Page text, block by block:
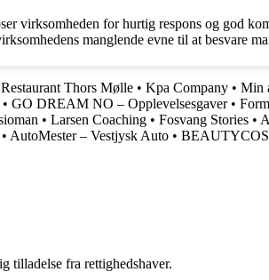
virksomheden for hurtig respons og god
manglende evne til at besvare
Restaurant Thors Mølle • Kpa Company • Min
• GO DREAM NO – Opplevelsesgaver•
• Larsen Coaching • Fosvang Stories •
• AutoMester – Vestjysk Auto •
tilladelse fra rettighedshaver.